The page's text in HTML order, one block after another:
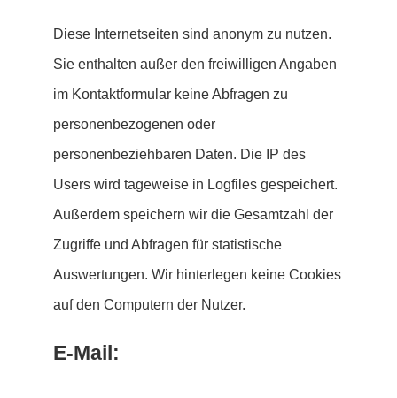
Diese Internetseiten sind anonym zu nutzen.
Sie enthalten außer den freiwilligen Angaben
im Kontaktformular keine Abfragen zu
personenbezogenen oder
personenbeziehbaren Daten. Die IP des
Users wird tageweise in Logfiles gespeichert.
Außerdem speichern wir die Gesamtzahl der
Zugriffe und Abfragen für statistische
Auswertungen. Wir hinterlegen keine Cookies
auf den Computern der Nutzer.
E-Mail: